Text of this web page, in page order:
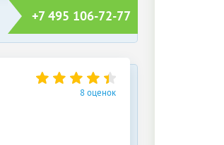
+7 495 106-72-77
8 оценок